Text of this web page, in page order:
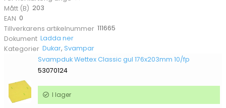
Mått (B) 203
EAN 0
Tillverkarens artikelnummer 111665
Dokument Ladda ner
Kategorier Dukar,Svampar
Svampduk Wettex Classic gul 176x203mm 10/fp
53070124
I lager